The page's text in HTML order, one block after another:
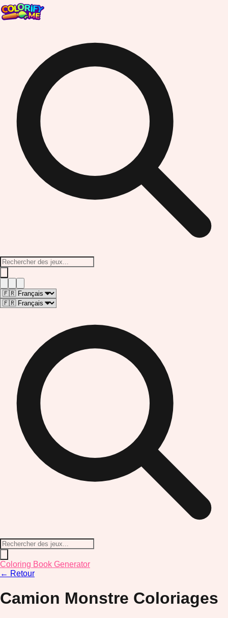
Coloring Book Generator
← Retour
Camion Monstre Coloriages